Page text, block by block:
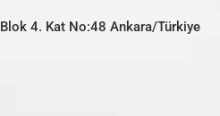
4. Kat No:48 Ankara/Türkiye